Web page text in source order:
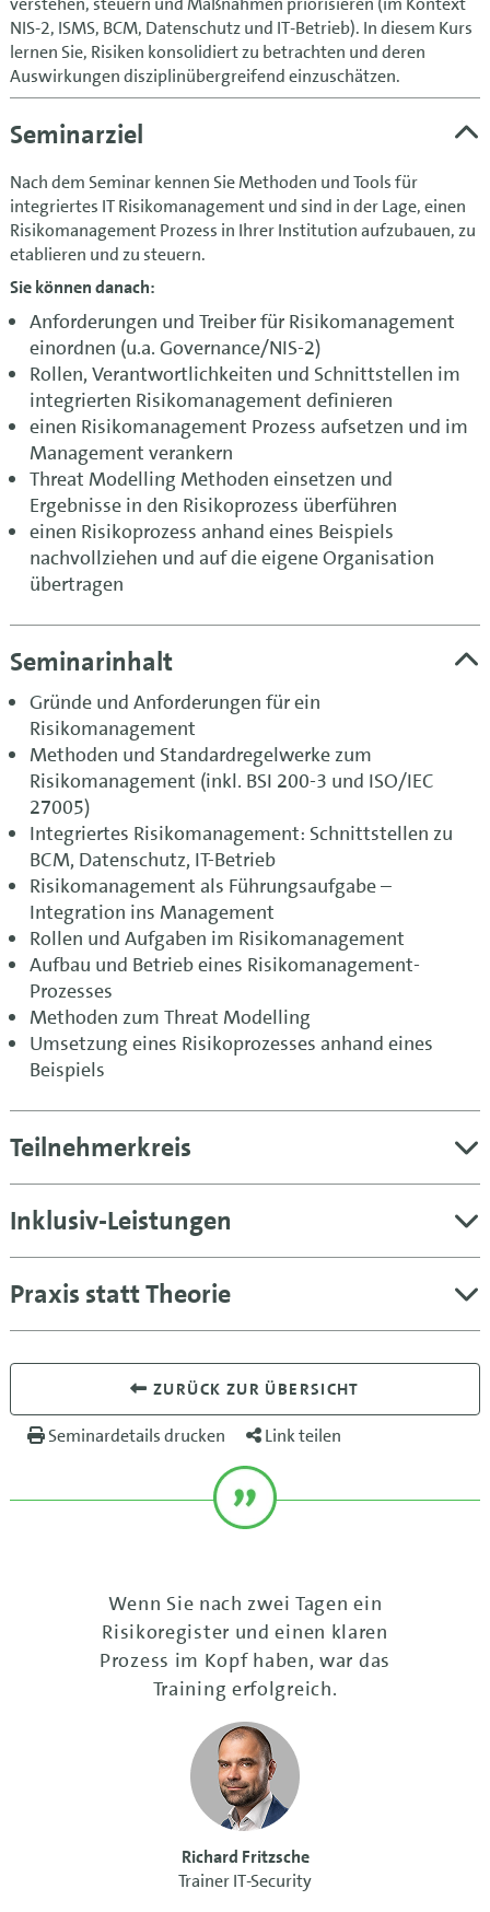
NIS-2, ISMS, BCM, Datenschutz und IT-Betrieb). In diesem Kurs
lernen Sie, Risiken konsolidiert zu betrachten und deren
Auswirkungen disziplinübergreifend einzuschätzen.
Seminarziel
Nach dem Seminar kennen Sie Methoden und Tools für
integriertes IT Risikomanagement und sind in der Lage, einen
Risikomanagement Prozess in Ihrer Institution aufzubauen, zu
etablieren und zu steuern.
Sie können danach:
Anforderungen und Treiber für Risikomanagement
einordnen (u.a. Governance/NIS-2)
Rollen, Verantwortlichkeiten und Schnittstellen im
integrierten Risikomanagement definieren
einen Risikomanagement Prozess aufsetzen und im
Management verankern
Threat Modelling Methoden einsetzen und
Ergebnisse in den Risikoprozess überführen
einen Risikoprozess anhand eines Beispiels
nachvollziehen und auf die eigene Organisation
übertragen
Seminarinhalt
Gründe und Anforderungen für ein
Risikomanagement
Methoden und Standardregelwerke zum
Risikomanagement (inkl. BSI 200-3 und ISO/IEC
27005)
Integriertes Risikomanagement: Schnittstellen zu
BCM, Datenschutz, IT-Betrieb
Risikomanagement als Führungsaufgabe –
Integration ins Management
Rollen und Aufgaben im Risikomanagement
Aufbau und Betrieb eines Risikomanagement-
Prozesses
Methoden zum Threat Modelling
Umsetzung eines Risikoprozesses anhand eines
Beispiels
Teilnehmerkreis
Inklusiv-Leistungen
Praxis statt Theorie
ZURÜCK ZUR ÜBERSICHT
Seminardetails drucken Link teilen
Wenn Sie nach zwei Tagen ein
Risikoregister und einen klaren
Prozess im Kopf haben, war das
Training erfolgreich.
Richard Fritzsche
Trainer IT-Security